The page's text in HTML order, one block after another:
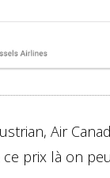
Air
prix là on